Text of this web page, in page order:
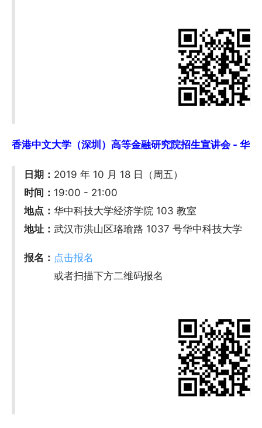
香港中文大学（深圳）高等金融研究院招生宣讲会 - 华
日期： 2019 年 10 月 18 日（周五）
时间： 19:00 - 21:00
地点：华中科技大学经济学院 103 教室
地址：武汉市洪山区珞瑜路 1037 号华中科技大学
报名： 点击报名
或者扫描下方二维码报名